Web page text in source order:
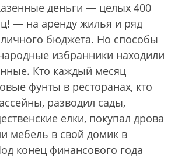
деньги — целых 400
— на аренду жилья и ряд
личного бюджета. Но способы
избранники находили
Кто каждый месяц
фунты в ресторанах, кто
разводил сады,
елки, покупал дрова
мебель в свой домик в
конец финансового года